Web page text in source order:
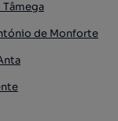
de Monforte